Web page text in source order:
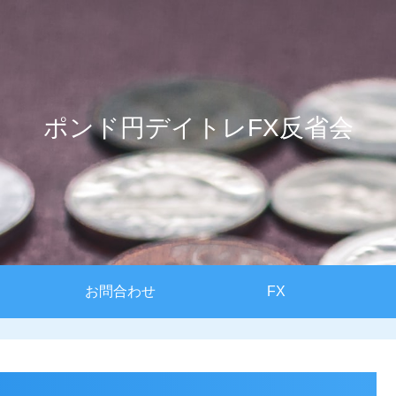
ポンド円デイトレFX反省会
お問合わせ FX